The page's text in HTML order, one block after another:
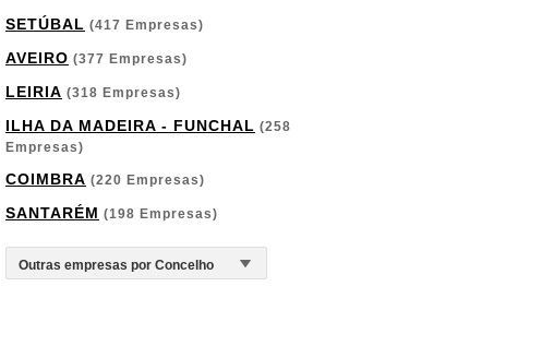
SETÚBAL (417 Empresas)
AVEIRO (377 Empresas)
LEIRIA (318 Empresas)
ILHA DA MADEIRA - FUNCHAL (258
Empresas)
COIMBRA (220 Empresas)
SANTARÉM (198 Empresas)